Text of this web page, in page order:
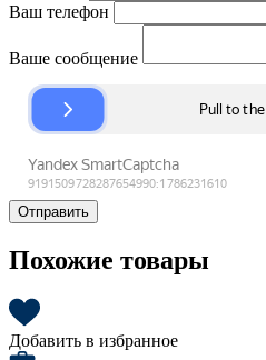
Ваш телефон
Ваше сообщение
Отправить
Похожие товары
Добавить в избранное